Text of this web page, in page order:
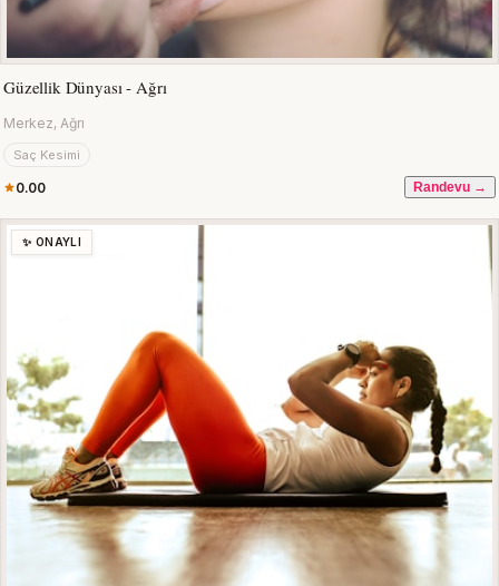
Güzellik Dünyası - Ağrı
Merkez, Ağrı
Saç Kesimi
0.00 Randevu →
✨ ONAYLI